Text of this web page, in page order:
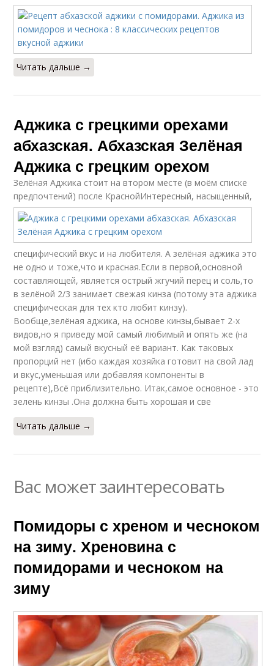
Читать дальше →
Аджика с грецкими орехами
абхазская. Абхазская Зелёная
Аджика с грецким орехом
Зелёная Аджика стоит на втором месте (в моём списке
предпочтений) после КраснойИнтересный, насыщенный,
специфический вкус и на любителя. А зелёная аджика это
не одно и тоже,что и красная.Если в первой,основной
составляющей, является острый жгучий перец и соль,то
в зелёной 2/3 занимает свежая кинза (потому эта аджика
специфическая для тех кто любит кинзу).
Вообще,зелёная аджика, на основе кинзы,бывает 2-х
видов,но я приведу мой самый любимый и опять же (на
мой взгляд) самый вкусный её вариант. Как таковых
пропорций нет (ибо каждая хозяйка готовит на свой лад
и вкус,уменьшая или добавляя компоненты в
рецепте),Всё приблизительно. Итак,самое основное - это
зелень кинзы .Она должна быть хорошая и све
Читать дальше →
Вас может заинтересовать
Помидоры с хреном и чесноком
на зиму. Хреновина с
помидорами и чесноком на
зиму